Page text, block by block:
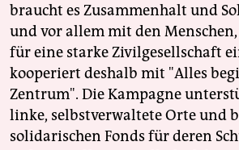
braucht es Zusammenhalt und
und vor allem mit den
für eine starke Zivilgesellschaft
kooperiert deshalb mit "Alles
Zentrum". Die Kampagne
linke, selbstverwaltete Orte und
solidarischen Fonds für deren